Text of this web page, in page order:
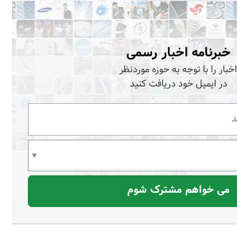
خبرنامه اخبار رسمی
اخبار را با توجه به حوزه موردنظر
در ایمیل خود دریافت کنید
می خواهم مشترک شوم